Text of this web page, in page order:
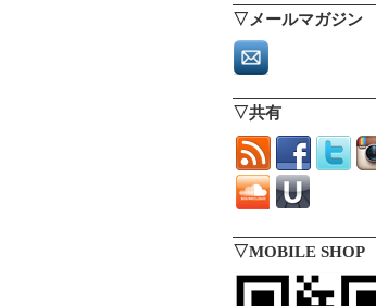
▽メールマガジン
▽共有
▽MOBILE SHOP